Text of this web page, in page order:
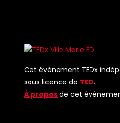
Cet événement TEDx
sous licence de TED.
À propos de cet